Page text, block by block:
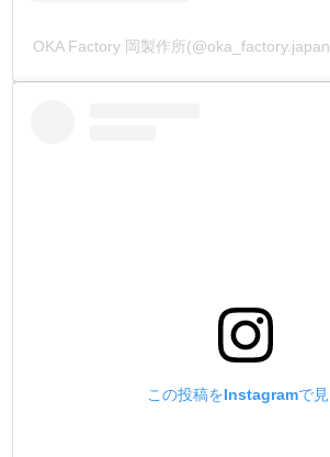
OKA Factory 岡製作所
この投稿をInstagramで見